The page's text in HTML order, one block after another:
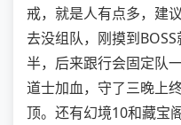
戒，就是人有点多，建
去没组队，刚摸到
半，后来跟行会固定队
道士加血，守了三晚上
顶。还有幻境10和藏宝